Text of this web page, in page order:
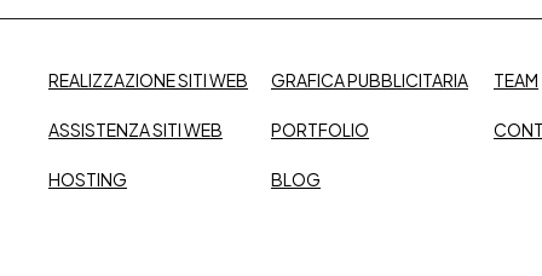
REALIZZAZIONE SITI WEB
ASSISTENZA SITI WEB
HOSTING
GRAFICA PUBBLICITARIA
PORTFOLIO
BLOG
TEAM